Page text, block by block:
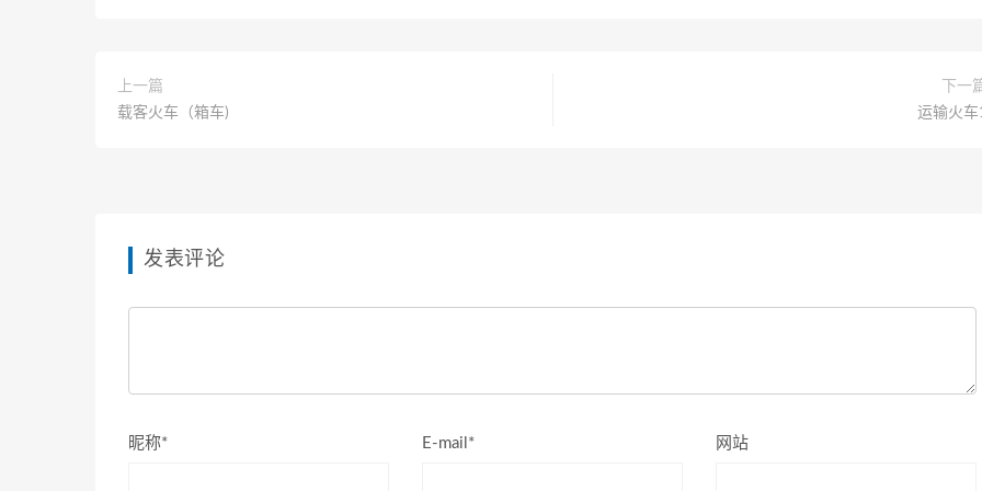
上一篇
载客火车（箱车)
下一
运输火车
发表评论
昵称* E-mail* 网站